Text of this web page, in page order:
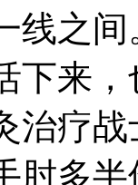
线之
下来
治疗
肘多